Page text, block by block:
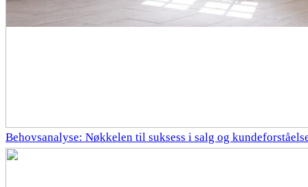
Behovsanalyse: Nøkkelen til suksess i salg og